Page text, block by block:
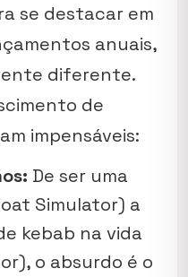
se destacar em
anuais,
diferente.
de
impensáveis:
De ser uma
Simulator) a
kebab na vida
o absurdo é o